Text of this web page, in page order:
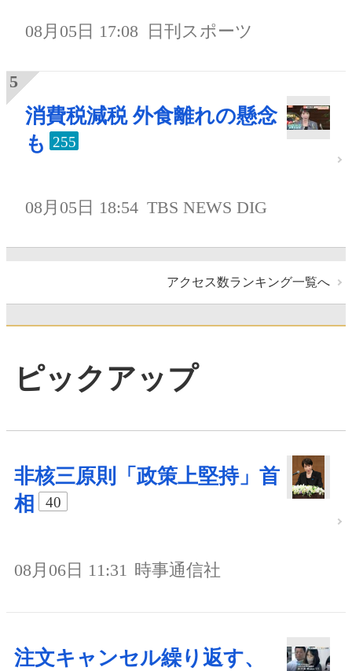
08月05日 17:08 日刊スポーツ
消費税減税 外食離れの懸念
も
255
08月05日 18:54 TBS NEWS DIG
アクセス数ランキング一覧へ
ピックアップ
非核三原則「政策上堅持」首
相
40
08月06日 11:31 時事通信社
注文キャンセル繰り返す、